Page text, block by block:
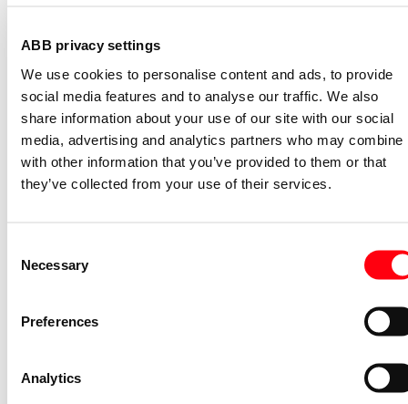
ABB privacy settings
We use cookies to personalise content and ads, to provide
social media features and to analyse our traffic. We also
share information about your use of our site with our social
media, advertising and analytics partners who may combine
with other information that you’ve provided to them or that
they’ve collected from your use of their services.
Selection
Necessary
Preferences
Analytics
2CDS200936R0001
Niet voorraadhoudend - Courant
Nevenapparaat modulair System pro M
compact Hulpcontact aan de
2NO
S2C-H6-20R
2CDS200946R0002
M compact CMS sensor 40A TRMS
vermogensschakelaar System pro M